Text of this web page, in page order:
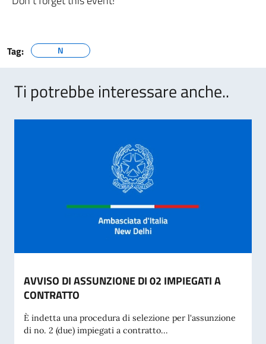
Tag: N
Ti potrebbe interessare anche..
AVVISO DI ASSUNZIONE DI 02 IMPIEGATI A
CONTRATTO
È indetta una procedura di selezione per l'assunzione
di no. 2 (due) impiegati a contratto...